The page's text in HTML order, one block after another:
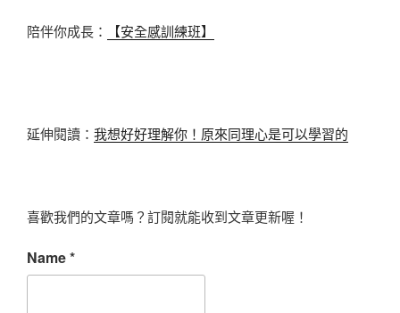
陪伴你成長： 【安全感訓練班】
延伸閱讀： 我想好好理解你！原來同理心是可以學習的
喜歡我們的文章嗎？訂閱就能收到文章更新喔！
Name*